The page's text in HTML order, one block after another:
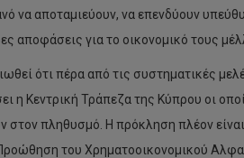
να αποταμιεύουν, να επενδύουν
αποφάσεις για το οικονομικό τους
ότι πέρα από τις συστηματικές
η Κεντρική Τράπεζα της Κύπρου οι
στον πληθυσμό. Η πρόκληση πλέον
του Χρηματοοικονομικού